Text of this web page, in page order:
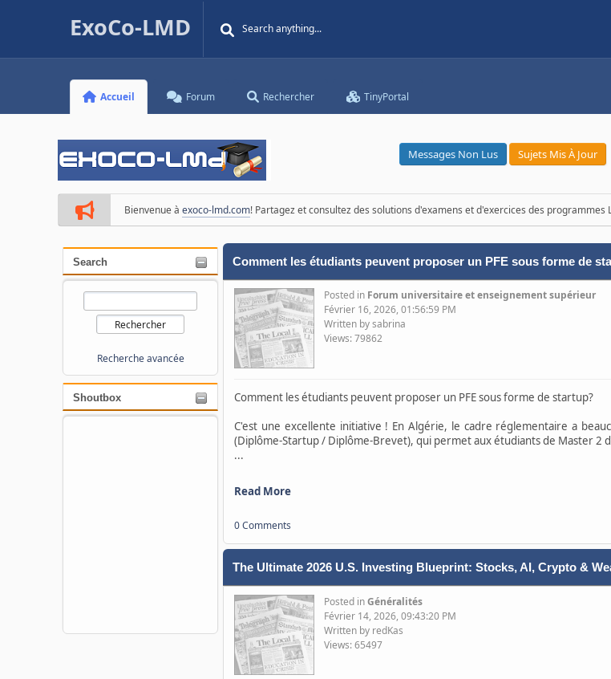
ExoCo-LMD
Accueil Forum Rechercher TinyPortal
Messages Non Lus Sujets Mis À Jour
Bienvenue à exoco-lmd.com! Partagez et consultez des solutions d'examens et d'exercices des
Search
Recherche avancée
Shoutbox
Comment les étudiants peuvent proposer un PFE sous forme de
Posted in Forum universitaire et enseignement supérieur
Février 16, 2026, 01:56:59 PM
Written by sabrina
Views: 79862
Comment les étudiants peuvent proposer un PFE sous forme de startup?
C'est une excellente initiative ! En Algérie, le cadre réglementaire a
(Diplôme-Startup / Diplôme-Brevet), qui permet aux étudiants de Master 2
...
Read More
0 Comments
The Ultimate 2026 U.S. Investing Blueprint: Stocks, AI, Crypto &
Posted inGénéralités
Février 14, 2026, 09:43:20 PM
Written by redKas
Views: 65497